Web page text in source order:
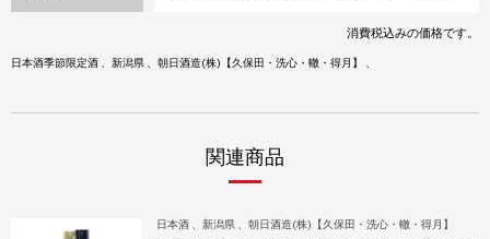
消費税込みの価格です。
日本酒季節限定酒 新潟県 朝日酒造(株)【久保田・洗心・轍・得月】
関連商品
日本酒 新潟県 朝日酒造(株)【久保田・洗心・轍・得月】